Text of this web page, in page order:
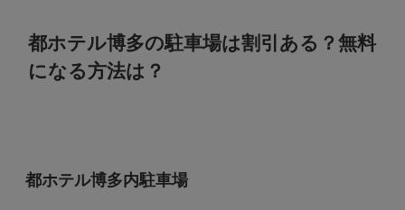
都ホテル博多の駐車場は割引ある？無料
になる方法は？
都ホテル博多内駐車場